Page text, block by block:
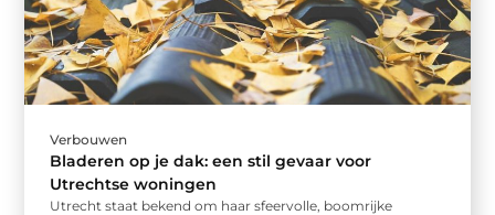
Verbouwen
Bladeren op je dak: een stil gevaar voor
Utrechtse woningen
Utrecht staat bekend om haar sfeervolle, boomrijke